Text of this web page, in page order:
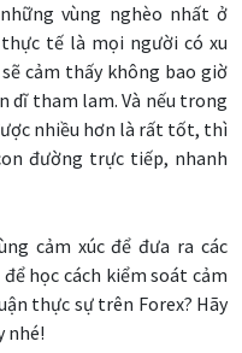
vùng nghèo nhất ở
tế là mọi người có xu
cảm thấy không bao giờ
dĩ tham lam. Và nếu trong
nhiều hơn là rất tốt, thì
đường trực tiếp, nhanh
cảm xúc để đưa ra các
học cách kiểm soát cảm
thực sự trên Forex? Hãy
nhé!